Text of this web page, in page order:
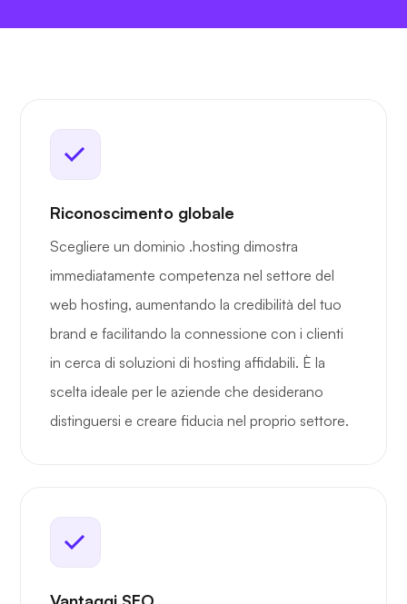
Riconoscimento globale
Scegliere un dominio .hosting dimostra
immediatamente competenza nel settore del
web hosting, aumentando la credibilità del tuo
brand e facilitando la connessione con i clienti
in cerca di soluzioni di hosting affidabili. È la
scelta ideale per le aziende che desiderano
distinguersi e creare fiducia nel proprio settore.